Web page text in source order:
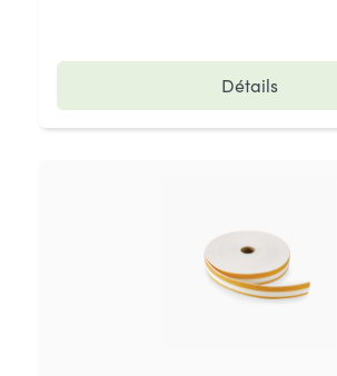
Détails